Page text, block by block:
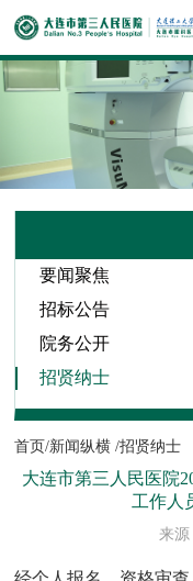
要闻聚焦
招标公告
院务公开
招贤纳士
首页/新闻纵横 /招贤纳士
大连市第三人民医院
工作人
来源